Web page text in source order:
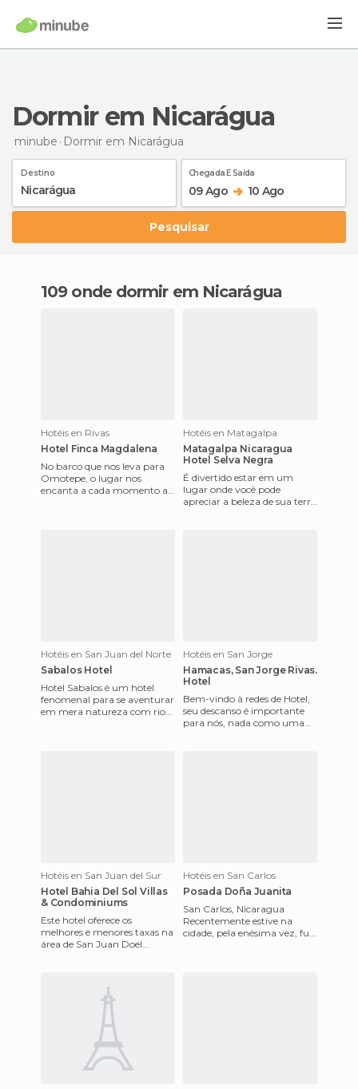
Dormir em Nicarágua
minube Dormir em Nicarágua
Destino Chegada E Saída
09 Ago 10 Ago
Pesquisar
109 onde dormir em Nicarágua
Hotéis en Rivas
Hotel Finca Magdalena
No barco que nos leva para
Omotepe, o lugar nos
encanta a cada momento a
Hotéis en Matagalpa
Matagalpa Nicaragua
Hotel Selva Negra
É divertido estar em um
lugar onde você pode
apreciar a beleza de sua terra
Hotéis en San Juan del Norte
Sabalos Hotel
Hotel Sabalos é um hotel
fenomenal para se aventurar
em mera natureza com rios
Hotéis en San Jorge
Hamacas, San Jorge Rivas.
Hotel
Bem-vindo à redes de Hotel,
seu descanso é importante
para nós, nada como uma
Hotéis en San Juan del Sur
Hotel Bahia Del Sol Villas
& Condominiums
Este hotel oferece os
melhores e menores taxas na
área de San Juan Doel
Hotéis en San Carlos
Posada Doña Juanita
San Carlos, Nicaragua
Recentemente estive na
cidade, pela enésima vez, fui